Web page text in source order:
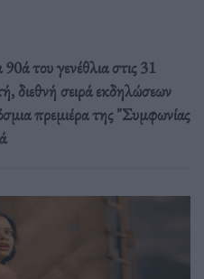
του γενέθλια στις 31
διεθνή σειρά εκδηλώσεων
πρεμιέρα της "Συμφωνίας